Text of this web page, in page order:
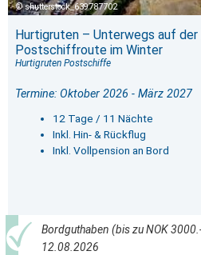
shutterstock_639787702
Hurtigruten – Unterwegs auf der
Postschiffroute im Winter
Hurtigruten Postschiffe
Termine: Oktober 2026 - März 2027
12 Tage / 11 Nächte
Inkl. Hin- & Rückflug
Inkl. Vollpension an Bord
Bordguthaben (bis zu NOK
12.08.2026